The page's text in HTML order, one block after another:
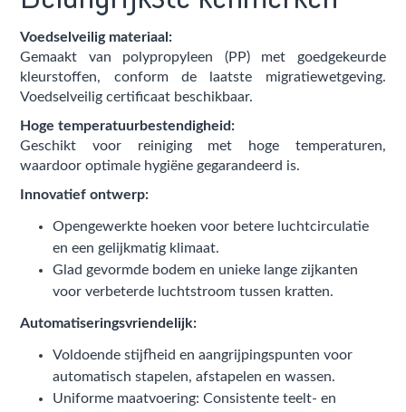
Voedselveilig materiaal:
Gemaakt van polypropyleen (PP) met goedgekeurde
kleurstoffen, conform de laatste migratiewetgeving.
Voedselveilig certificaat beschikbaar.
Hoge temperatuurbestendigheid:
Geschikt voor reiniging met hoge temperaturen,
waardoor optimale hygiëne gegarandeerd is.
Innovatief ontwerp:
Opengewerkte hoeken voor betere luchtcirculatie
en een gelijkmatig klimaat.
Glad gevormde bodem en unieke lange zijkanten
voor verbeterde luchtstroom tussen kratten.
Automatiseringsvriendelijk:
Voldoende stijfheid en aangrijpingspunten voor
automatisch stapelen, afstapelen en wassen.
Uniforme maatvoering: Consistente teelt- en